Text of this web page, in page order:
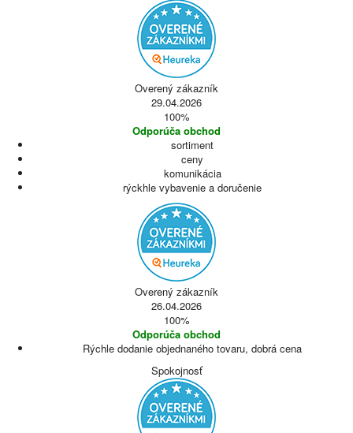
Overený zákazník
29.04.2026
100%
Odporúča obchod
sortiment
ceny
komunikácia
rýckhle vybavenie a doručenie
Overený zákazník
26.04.2026
100%
Odporúča obchod
Rýchle dodanie objednaného tovaru, dobrá cena
Spokojnosť